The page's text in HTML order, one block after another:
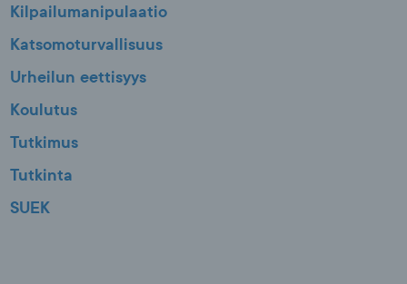
Kilpailumanipulaatio
Katsomoturvallisuus
Urheilun eettisyys
Koulutus
Tutkimus
Tutkinta
SUEK